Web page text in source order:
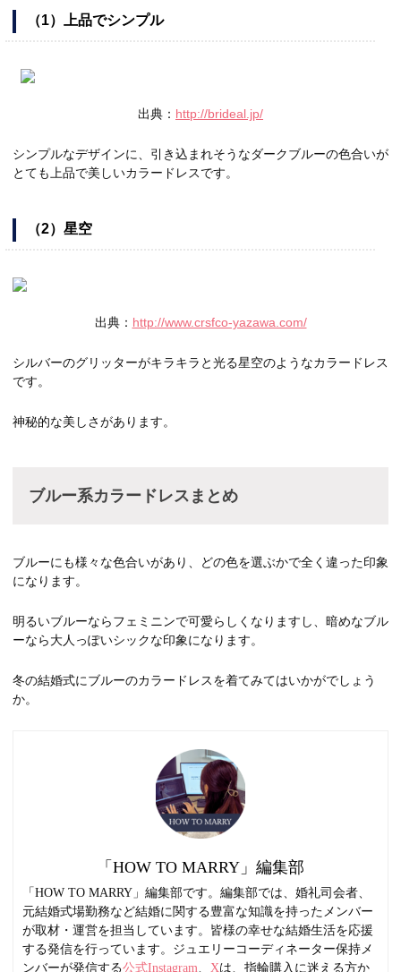
（1）上品でシンプル
出典： http://brideal.jp/
シンプルなデザインに、引き込まれそうなダークブルーの色合いが
とても上品で美しいカラードレスです。
（2）星空
出典： http://www.crsfco-yazawa.com/
シルバーのグリッターがキラキラと光る星空のようなカラードレス
です。
神秘的な美しさがあります。
ブルー系カラードレスまとめ
ブルーにも様々な色合いがあり、どの色を選ぶかで全く違った印象
になります。
明るいブルーならフェミニンで可愛らしくなりますし、暗めなブル
ーなら大人っぽいシックな印象になります。
冬の結婚式にブルーのカラードレスを着てみてはいかがでしょう
か。
「HOW TO MARRY」編集部
「HOW TO MARRY」編集部です。編集部では、婚礼司会者、
元結婚式場勤務など結婚に関する豊富な知識を持ったメンバー
が取材・運営を担当しています。皆様の幸せな結婚生活を応援
する発信を行っています。ジュエリーコーディネーター保持メ
ンバーが発信する公式Instagram Xは、指輪購入に迷える方か